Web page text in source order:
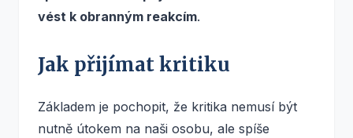
vést k obranným reakcím.
Jak přijímat kritiku
Základem je pochopit, že kritika nemusí být
nutně útokem na naši osobu, ale spíše